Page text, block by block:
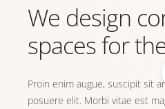
We design
spaces for
Proin enim augue, suscipit sit
posuere elit. Morbi vitae est